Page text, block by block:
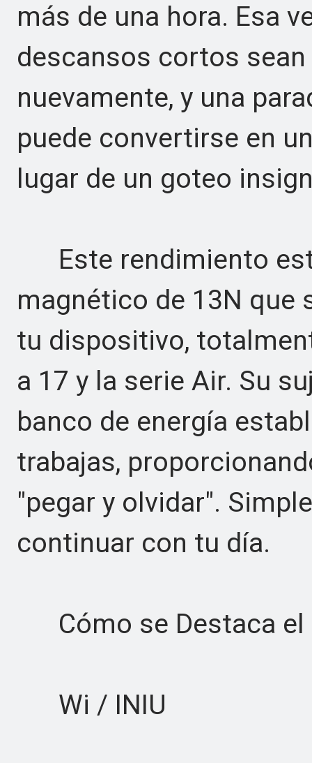
más de una hora. Esa
descansos cortos
nuevamente, y una
puede convertirse en
lugar de un goteo
Este rendimiento
magnético de 13N que
tu dispositivo,
a 17 y la serie Air. Su
banco de energía
trabajas,
"pegar y olvidar".
continuar con tu día.
Cómo se Destaca el
Wi / INIU